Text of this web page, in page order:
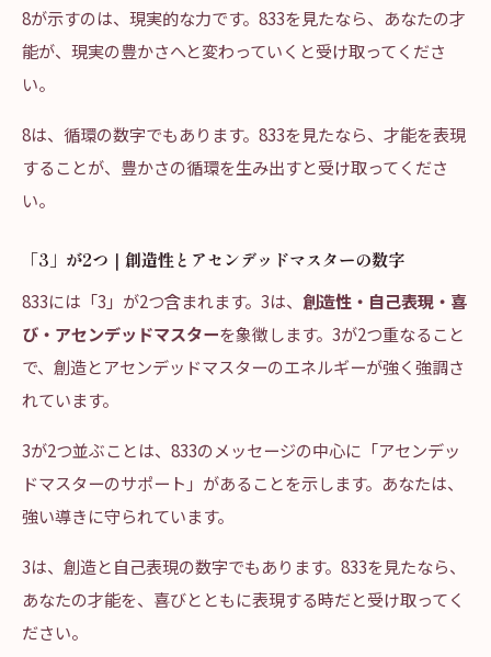
8が示すのは、現実的な力です。833を見たなら、あなたの才
能が、現実の豊かさへと変わっていくと受け取ってくださ
い。
8は、循環の数字でもあります。833を見たなら、才能を表現
することが、豊かさの循環を生み出すと受け取ってくださ
い。
「3」が2つ｜創造性とアセンデッドマスターの数字
833には「3」が2つ含まれます。3は、 創造性・自己表現・喜
び・アセンデッドマスターを象徴します。3が2つ重なること
で、創造とアセンデッドマスターのエネルギーが強く強調さ
れています。
3が2つ並ぶことは、833のメッセージの中心に「アセンデッ
ドマスターのサポート」があることを示します。あなたは、
強い導きに守られています。
3は、創造と自己表現の数字でもあります。833を見たなら、
あなたの才能を、喜びとともに表現する時だと受け取ってく
ださい。